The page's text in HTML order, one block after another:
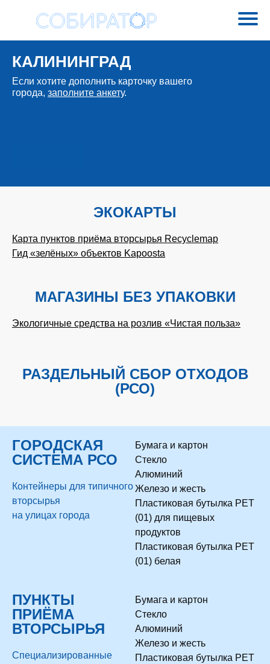
КАЛИНИНГРАД
Если хотите дополнить карточку вашего
города, заполните анкету.
ЭКОКАРТЫ
Карта пунктов приёма вторсырья Recyclemap
Гид «зелёных» объектов Kapoosta
МАГАЗИНЫ БЕЗ УПАКОВКИ
Экологичные средства на розлив «Чистая польза»
РАЗДЕЛЬНЫЙ СБОР ОТХОДОВ
(РСО)
ГОРОДСКАЯ
СИСТЕМА РСО
Контейнеры для типичного
вторсырья
на улицах города
Бумага и картон
Стекло
Алюминий
Железо и жесть
Пластиковая бутылка PET
(01) для пищевых
продуктов
Пластиковая бутылка PET
(01) белая
ПУНКТЫ
ПРИЁМА
ВТОРСЫРЬЯ
Специализированные
Бумага и картон
Стекло
Алюминий
Железо и жесть
Пластиковая бутылка PET